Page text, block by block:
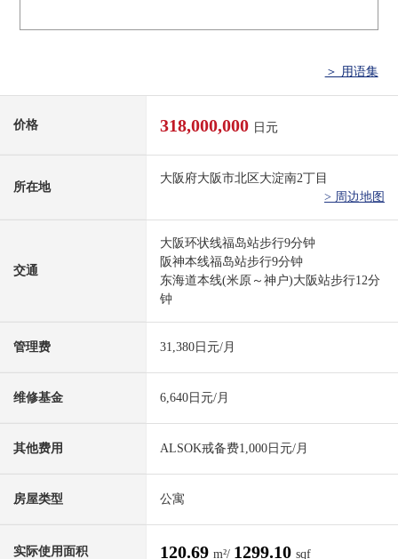
＞ 用语集
价格 318,000,000 日元
所在地
大阪府大阪市北区大淀南2丁目
> 周边地图
交通
大阪环状线福岛站步行9分钟
阪神本线福岛站步行9分钟
东海道本线(米原～神户)大阪站步行12分
钟
管理费 31,380日元/月
维修基金 6,640日元/月
其他费用 ALSOK戒备费1,000日元/月
房屋类型 公寓
实际使用面积 120.69 m²/ 1299.10 sqf